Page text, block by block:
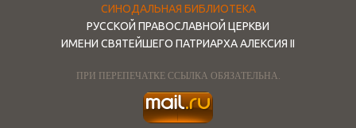
СИНОДАЛЬНАЯ БИБЛИОТЕКА
РУССКОЙ ПРАВОСЛАВНОЙ ЦЕРКВИ
ИМЕНИ СВЯТЕЙШЕГО ПАТРИАРХА АЛЕКСИЯ II
ПРИ ПЕРЕПЕЧАТКЕ ССЫЛКА ОБЯЗАТЕЛЬНА.